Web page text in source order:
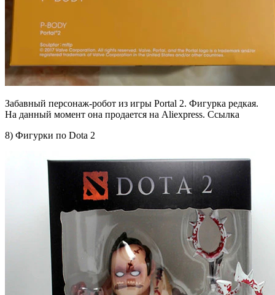
Забавный персонаж-робот из игры Portal 2. Фигурка редкая.
На данный момент она продается на Aliexpress. Ссылка
8) Фигурки по Dota 2